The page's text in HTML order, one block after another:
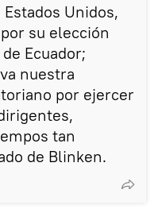
Unidos,
su elección
Ecuador;
nuestra
por ejercer
tan
de Blinken.